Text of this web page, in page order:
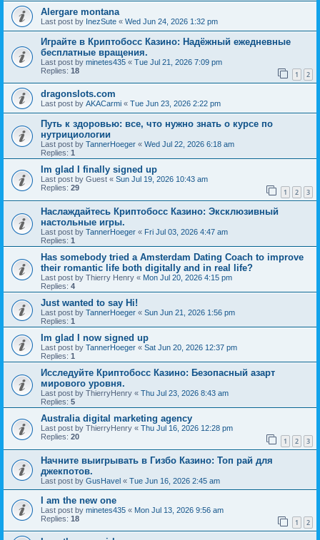
Alergare montana
Last post by InezSute « Wed Jun 24, 2026 1:32 pm
Играйте в Криптобосс Казино: Надёжный ежедневные
бесплатные вращения.
Last post by minetes435 « Tue Jul 21, 2026 7:09 pm
Replies: 18 1 2
dragonslots.com
Last post by AKACarmi « Tue Jun 23, 2026 2:22 pm
Путь к здоровью: все, что нужно знать о курсе по
нутрициологии
Last post by TannerHoeger « Wed Jul 22, 2026 6:18 am
Replies: 1
Im glad I finally signed up
Last post by Guest « Sun Jul 19, 2026 10:43 am
Replies: 29 1 2 3
Наслаждайтесь Криптобосс Казино: Эксклюзивный
настольные игры.
Last post by TannerHoeger « Fri Jul 03, 2026 4:47 am
Replies: 1
Has somebody tried a Amsterdam Dating Coach to improve
their romantic life both digitally and in real life?
Last post by Thierry Henry « Mon Jul 20, 2026 4:15 pm
Replies: 4
Just wanted to say Hi!
Last post by TannerHoeger « Sun Jun 21, 2026 1:56 pm
Replies: 1
Im glad I now signed up
Last post by TannerHoeger « Sat Jun 20, 2026 12:37 pm
Replies: 1
Исследуйте Криптобосс Казино: Безопасный азарт
мирового уровня.
Last post by ThierryHenry « Thu Jul 23, 2026 8:43 am
Replies: 5
Australia digital marketing agency
Last post by ThierryHenry « Thu Jul 16, 2026 12:28 pm
Replies: 20 1 2 3
Начните выигрывать в Гизбо Казино: Топ рай для
джекпотов.
Last post by GusHavel « Tue Jun 16, 2026 2:45 am
I am the new one
Last post by minetes435 « Mon Jul 13, 2026 9:56 am
Replies: 18 1 2